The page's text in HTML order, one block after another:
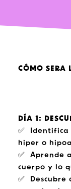
CÓMO SERA
DÍA 1:
✅ Identifica
hiper o
✅ Aprende
cuerpo y lo
✅ Descubre